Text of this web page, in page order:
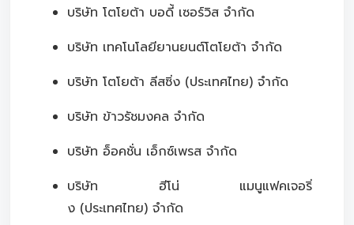
บริษัท โตโยต้า บอดี้ เซอร์วิส จำกัด
บริษัท เทคโนโลยียานยนต์โตโยต้า จำกัด
บริษัท โตโยต้า ลีสซิ่ง (ประเทศไทย) จำกัด
บริษัท ข้าวรัชมงคล จำกัด
บริษัท อ็อคชั่น เอ็กซ์เพรส จำกัด
บริษัท ฮีโน่ แมนูแฟคเจอริ่
ง (ประเทศไทย) จำกัด